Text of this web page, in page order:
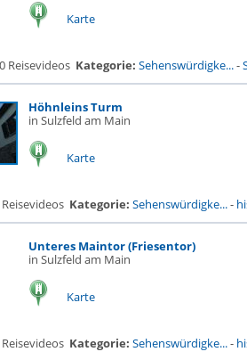
Karte
0 Reisevideos Kategorie: Sehenswürdigke...-
Höhnleins Turm
in Sulzfeld am Main
Karte
Kategorie: Sehenswürdigke...-
Unteres Maintor (Friesentor)
in Sulzfeld am Main
Karte
Kategorie: Sehenswürdigke...-